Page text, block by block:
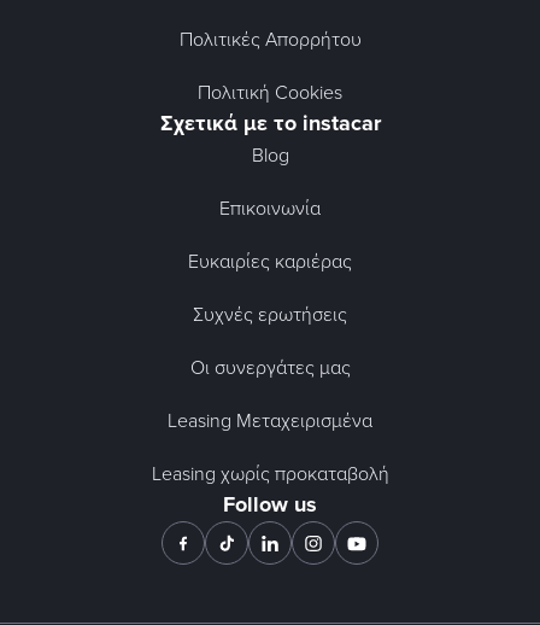
Πολιτικές Απορρήτου
Πολιτική Cookies
Σχετικά με το instacar
Blog
Επικοινωνία
Ευκαιρίες καριέρας
Συχνές ερωτήσεις
Οι συνεργάτες μας
Leasing Μεταχειρισμένα
Leasing χωρίς προκαταβολή
Follow us